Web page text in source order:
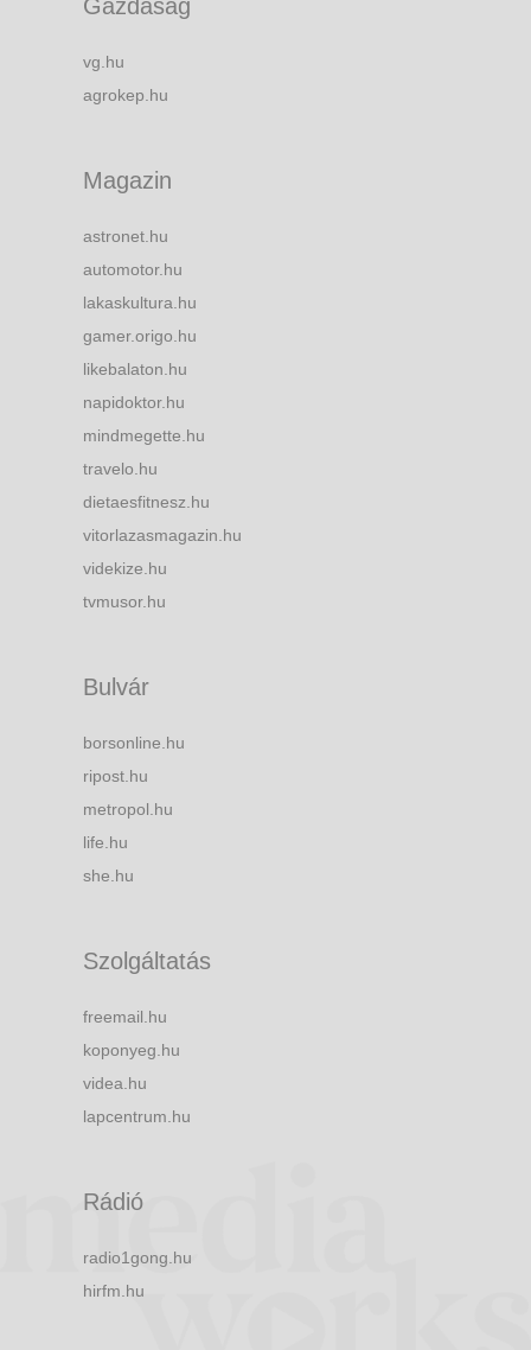
Gazdaság
vg.hu
agrokep.hu
Magazin
astronet.hu
automotor.hu
lakaskultura.hu
gamer.origo.hu
likebalaton.hu
napidoktor.hu
mindmegette.hu
travelo.hu
dietaesfitnesz.hu
vitorlazasmagazin.hu
videkize.hu
tvmusor.hu
Bulvár
borsonline.hu
ripost.hu
metropol.hu
life.hu
she.hu
Szolgáltatás
freemail.hu
koponyeg.hu
videa.hu
lapcentrum.hu
Rádió
radio1gong.hu
hirfm.hu